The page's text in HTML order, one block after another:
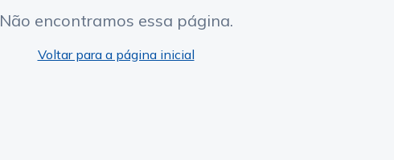
Não encontramos essa página.
Voltar para a página inicial